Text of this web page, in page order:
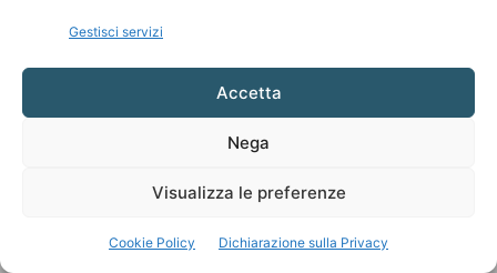
Gestisci servizi
Accetta
Nega
Visualizza le preferenze
Cookie Policy Dichiarazione sulla Privacy